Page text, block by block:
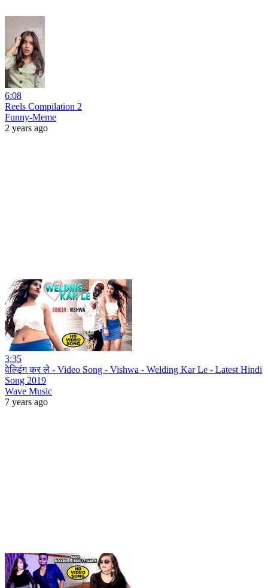
6:08
Reels Compilation 2
Funny-Meme
2 years ago
3:35
वेल्डिंग कर ले - Video Song - Vishwa - Welding Kar Le - Latest Hindi
Song 2019
Wave Music
7 years ago